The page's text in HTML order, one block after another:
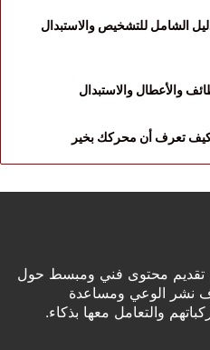
الشامل للتشخيص والاستبدال
والأعطال والاستبدال
تعرف أن محركك بخير
محتوى فني ومبسط حول
نشر الوعي ومساعدة
والتعامل معها بذكاء.